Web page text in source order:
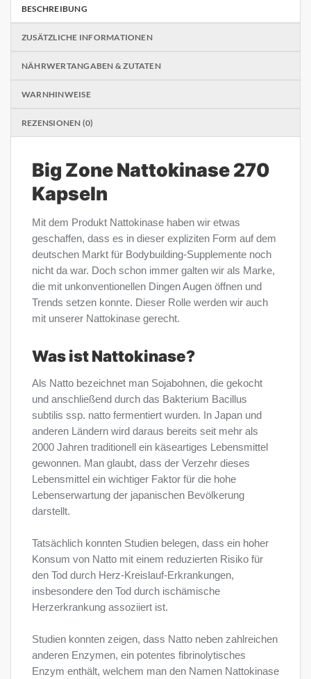
BESCHREIBUNG
ZUSÄTZLICHE INFORMATIONEN
NÄHRWERTANGABEN & ZUTATEN
WARNHINWEISE
REZENSIONEN (0)
Big Zone Nattokinase 270
Kapseln
Mit dem Produkt Nattokinase haben wir etwas
geschaffen, dass es in dieser expliziten Form auf dem
deutschen Markt für Bodybuilding-Supplemente noch
nicht da war. Doch schon immer galten wir als Marke,
die mit unkonventionellen Dingen Augen öffnen und
Trends setzen konnte. Dieser Rolle werden wir auch
mit unserer Nattokinase gerecht.
Was ist Nattokinase?
Als Natto bezeichnet man Sojabohnen, die gekocht
und anschließend durch das Bakterium Bacillus
subtilis ssp. natto fermentiert wurden. In Japan und
anderen Ländern wird daraus bereits seit mehr als
2000 Jahren traditionell ein käseartiges Lebensmittel
gewonnen. Man glaubt, dass der Verzehr dieses
Lebensmittel ein wichtiger Faktor für die hohe
Lebenserwartung der japanischen Bevölkerung
darstellt.
Tatsächlich konnten Studien belegen, dass ein hoher
Konsum von Natto mit einem reduzierten Risiko für
den Tod durch Herz-Kreislauf-Erkrankungen,
insbesondere den Tod durch ischämische
Herzerkrankung assoziiert ist.
Studien konnten zeigen, dass Natto neben zahlreichen
anderen Enzymen, ein potentes fibrinolytisches
Enzym enthält, welchem man den Namen Nattokinase